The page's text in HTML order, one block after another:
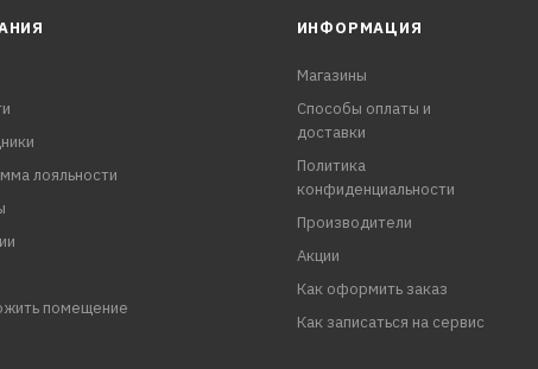
лояльности
помещение
ИНФОРМАЦИЯ
Магазины
Способы оплаты и
доставки
Политика
конфиденциальности
Производители
Акции
Как оформить заказ
Как записаться на сервис